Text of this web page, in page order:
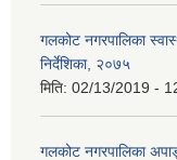
गलकोट नगरपालिका
निर्देशिका, २०७५
मिति: 02/13/2019 -
गलकोट नगरपालिका